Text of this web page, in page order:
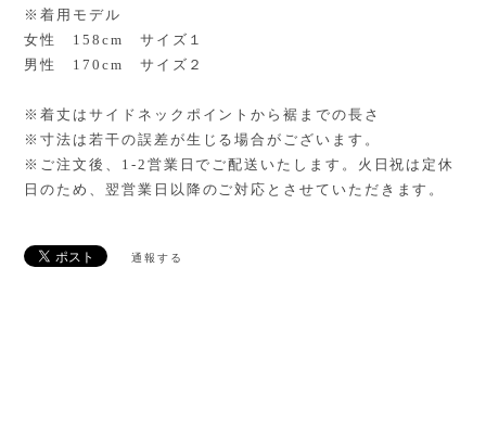
※着用モデル
女性 158cm サイズ１
男性 170cm サイズ２
※着丈はサイドネックポイントから裾までの長さ
※寸法は若干の誤差が生じる場合がございます。
※ご注文後、1-2営業日でご配送いたします。火日祝は定休
日のため、翌営業日以降のご対応とさせていただきます。
通報する